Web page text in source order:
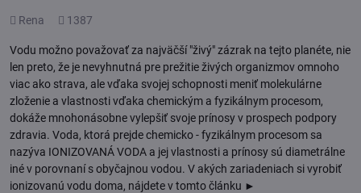
Pridal
Rena
Počet
1387
Vodu možno považovať za najväčší "živý" zázrak na tejto planéte, nie
len preto, že je nevyhnutná pre prežitie živých organizmov omnoho
viac ako strava, ale vďaka svojej schopnosti meniť molekulárne
zloženie a vlastnosti vďaka chemickým a fyzikálnym procesom,
dokáže mnohonásobne vylepšiť svoje prínosy v prospech podpory
zdravia. Voda, ktorá prejde chemicko - fyzikálnym procesom sa
nazýva IONIZOVANÁ VODA a jej vlastnosti a prínosy sú diametrálne
iné v porovnaní s obyčajnou vodou. V akých zariadeniach si vyrobiť
ionizovanú vodu doma, nájdete v tomto článku ►